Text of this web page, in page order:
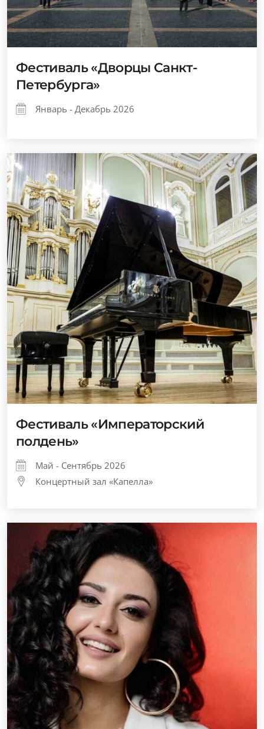
Фестиваль «Дворцы Санкт-
Петербурга»
Январь - Декабрь 2026
Фестиваль «Императорский
полдень»
Май - Сентябрь 2026
Концертный зал «Капелла»